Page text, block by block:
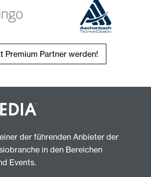
Premium Partner werden!
der führenden Anbieter der
in den Bereichen
Events.